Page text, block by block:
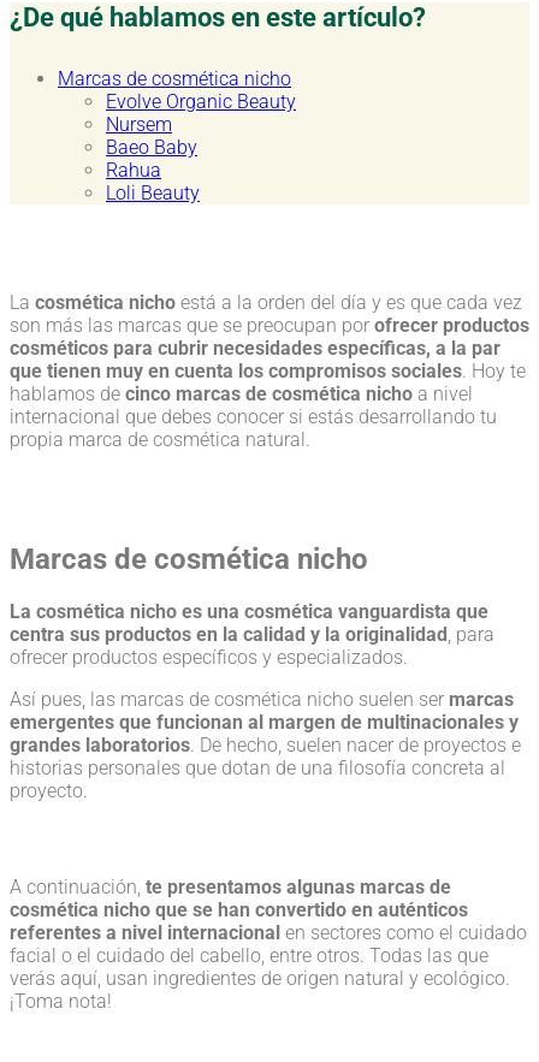
¿De qué hablamos en este artículo?
Marcas de cosmética nicho
Evolve Organic Beauty
Nursem
Baeo Baby
Rahua
Loli Beauty
La cosmética nicho está a la orden del día y es que cada vez
son más las marcas que se preocupan por ofrecer productos
cosméticos para cubrir necesidades específicas, a la par
que tienen muy en cuenta los compromisos sociales. Hoy te
hablamos de cinco marcas de cosmética nicho a nivel
internacional que debes conocer si estás desarrollando tu
propia marca de cosmética natural.
Marcas de cosmética nicho
La cosmética nicho es una cosmética vanguardista que
centra sus productos en la calidad y la originalidad, para
ofrecer productos específicos y especializados.
Así pues, las marcas de cosmética nicho suelen ser marcas
emergentes que funcionan al margen de multinacionales y
grandes laboratorios. De hecho, suelen nacer de proyectos e
historias personales que dotan de una filosofía concreta al
proyecto.
A continuación, te presentamos algunas marcas de
cosmética nicho que se han convertido en auténticos
referentes a nivel internacional en sectores como el cuidado
facial o el cuidado del cabello, entre otros. Todas las que
verás aquí, usan ingredientes de origen natural y ecológico.
¡Toma nota!